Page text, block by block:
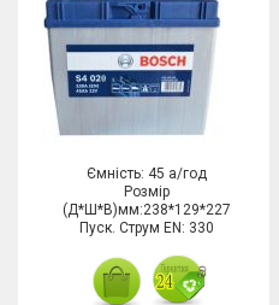
Ємність: 45 а/год
Розмір
(Д*Ш*В)мм:238*129*227
Пуск. Струм EN: 330